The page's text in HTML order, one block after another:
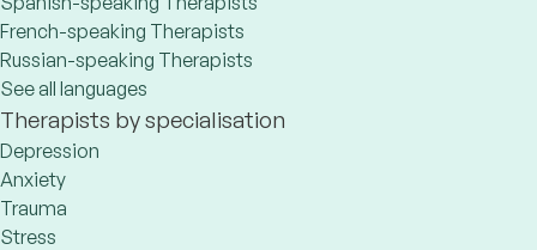
French-speaking Therapists
Russian-speaking Therapists
See all languages
Therapists by specialisation
Depression
Anxiety
Trauma
Stress